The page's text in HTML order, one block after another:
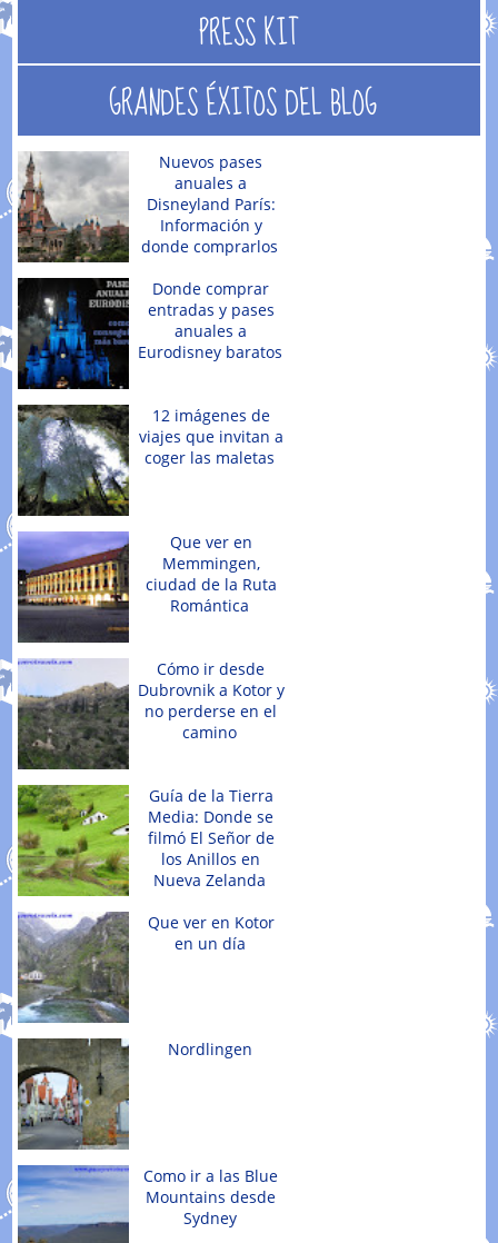
PRESS KIT
GRANDES ÉXITOS DEL BLOG
Nuevos pases
anuales a
Disneyland París:
Información y
donde comprarlos
Donde comprar
entradas y pases
anuales a
Eurodisney baratos
12 imágenes de
viajes que invitan a
coger las maletas
Que ver en
Memmingen,
ciudad de la Ruta
Romántica
Cómo ir desde
Dubrovnik a Kotor y
no perderse en el
camino
Guía de la Tierra
Media: Donde se
filmó El Señor de
los Anillos en
Nueva Zelanda
Que ver en Kotor
en un día
Nordlingen
Como ir a las Blue
Mountains desde
Sydney